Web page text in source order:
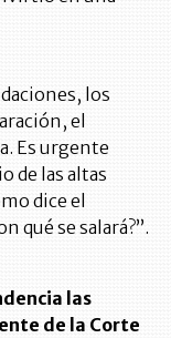
los
el
Es urgente
de las altas
dice el
qué se salará?”.
las
de la Corte